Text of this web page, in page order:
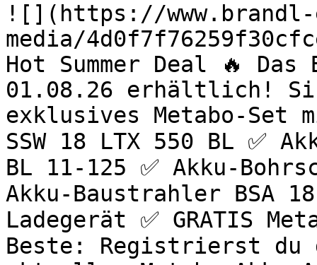
![](https://
media/
Hot Summer Deal 🔥 Das
01.08.26 erhältlich!
exklusives Metabo-Set
SSW 18 LTX 550 BL ✅
BL 11-125 ✅ Akku-
Akku-Baustrahler BSA
Ladegerät ✅ GRATIS
Beste: Registrierst du